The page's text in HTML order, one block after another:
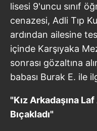
lisesi 9'uncu sınıf
cenazesi, Adli Tıp
ardından ailesine
içinde Karşıyaka
sonrası gözaltına
babası Burak E. ile
"Kız Arkadaşına
Bıçakladı"